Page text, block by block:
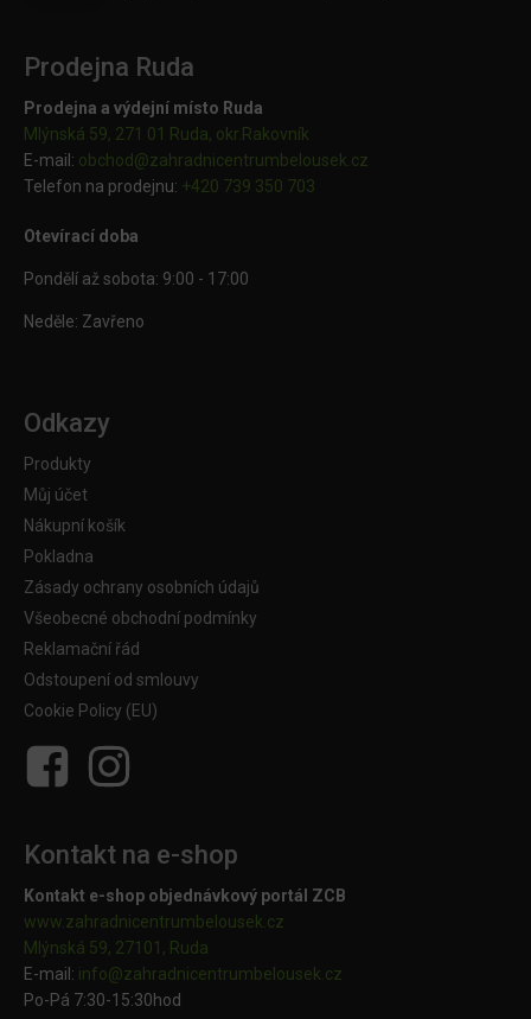
Prodejna Ruda
Prodejna a výdejní místo Ruda
Mlýnská 59, 271 01 Ruda, okr.Rakovník
E-mail: obchod@zahradnicentrumbelousek.cz
Telefon na prodejnu: +420 739 350 703
Otevírací doba
Pondělí až sobota: 9:00 - 17:00
Neděle: Zavřeno
Odkazy
Produkty
Můj účet
Nákupní košík
Pokladna
Zásady ochrany osobních údajů
Všeobecné obchodní podmínky
Reklamační řád
Odstoupení od smlouvy
Cookie Policy (EU)
Kontakt na e-shop
Kontakt e-shop objednávkový portál ZCB
www.zahradnicentrumbelousek.cz
Mlýnská 59, 27101, Ruda
E-mail: info@zahradnicentrumbelousek. cz
Po-Pá 7:30-15:30hod